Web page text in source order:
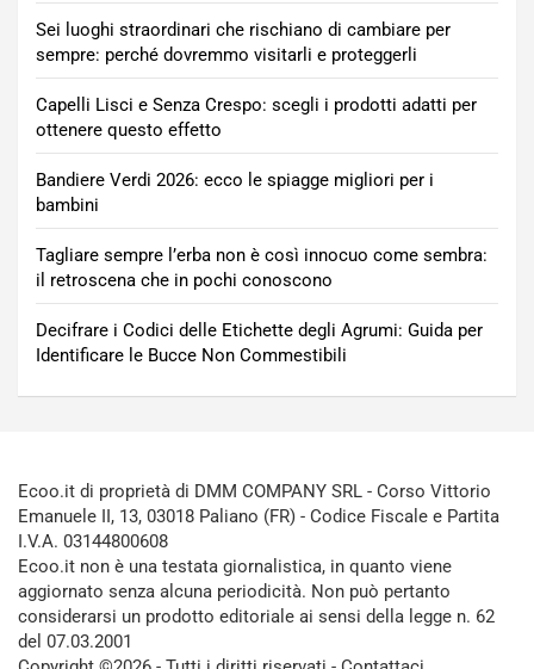
Sei luoghi straordinari che rischiano di cambiare per
sempre: perché dovremmo visitarli e proteggerli
Capelli Lisci e Senza Crespo: scegli i prodotti adatti per
ottenere questo effetto
Bandiere Verdi 2026: ecco le spiagge migliori per i
bambini
Tagliare sempre l’erba non è così innocuo come sembra:
il retroscena che in pochi conoscono
Decifrare i Codici delle Etichette degli Agrumi: Guida per
Identificare le Bucce Non Commestibili
Ecoo.it di proprietà di DMM COMPANY SRL - Corso Vittorio
Emanuele II, 13, 03018 Paliano (FR) - Codice Fiscale e Partita
I.V.A. 03144800608
Ecoo.it non è una testata giornalistica, in quanto viene
aggiornato senza alcuna periodicità. Non può pertanto
considerarsi un prodotto editoriale ai sensi della legge n. 62
del 07.03.2001